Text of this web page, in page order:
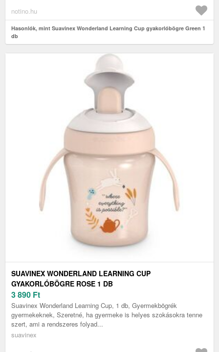
notino.hu
Hasonlók, mint Suavinex Wonderland Learning Cup gyakorlóbögre Green 1
db
SUAVINEX WONDERLAND LEARNING CUP
GYAKORLÓBÖGRE ROSE 1 DB
3 890 Ft
Suavinex Wonderland Learning Cup, 1 db, Gyermekbögrék
gyermekeknek, Szeretné, ha gyermeke is helyes szokásokra tenne
szert, ami a rendszeres folyad...
suavinex